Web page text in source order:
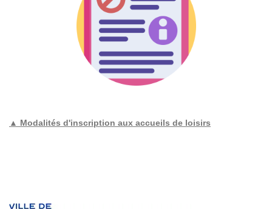
▲ Modalités d'inscription aux accueils de loisirs